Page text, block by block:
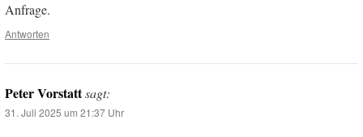
Anfrage.
Antworten
Peter Vorstattsagt:
31. Juli 2025 um 21:37 Uhr